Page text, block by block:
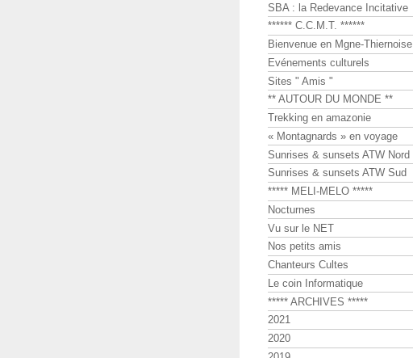
SBA : la Redevance Incitative
****** C.C.M.T. ******
Bienvenue en Mgne-Thiernoise
Evénements culturels
Sites " Amis "
** AUTOUR DU MONDE **
Trekking en amazonie
« Montagnards » en voyage
Sunrises & sunsets ATW Nord
Sunrises & sunsets ATW Sud
***** MELI-MELO *****
Nocturnes
Vu sur le NET
Nos petits amis
Chanteurs Cultes
Le coin Informatique
***** ARCHIVES *****
2021
2020